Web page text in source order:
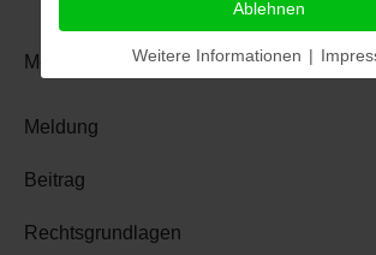
Meldung & Beitrag
Meldung
Beitrag
Rechtsgrundlagen
Ablehnen
Weitere Informationen |